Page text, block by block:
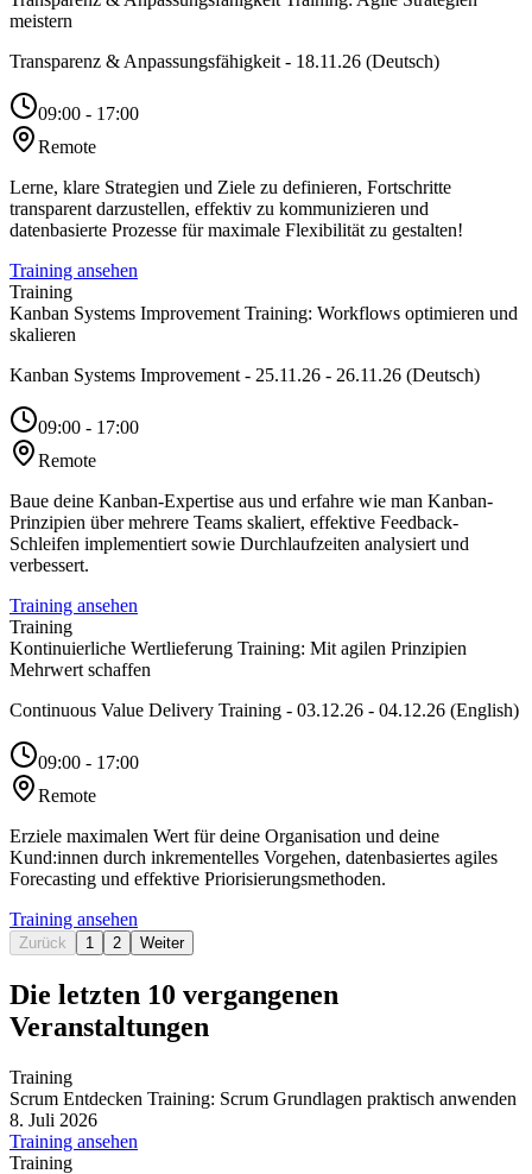
meistern
Transparenz & Anpassungsfähigkeit - 18.11.26 (Deutsch)
09:00 - 17:00
Remote
Lerne, klare Strategien und Ziele zu definieren, Fortschritte
transparent darzustellen, effektiv zu kommunizieren und
datenbasierte Prozesse für maximale Flexibilität zu gestalten!
Training ansehen
Training
Kanban Systems Improvement Training: Workflows optimieren und
skalieren
Kanban Systems Improvement - 25.11.26 - 26.11.26 (Deutsch)
09:00 - 17:00
Remote
Baue deine Kanban-Expertise aus und erfahre wie man Kanban-
Prinzipien über mehrere Teams skaliert, effektive Feedback-
Schleifen implementiert sowie Durchlaufzeiten analysiert und
verbessert.
Training ansehen
Training
Kontinuierliche Wertlieferung Training: Mit agilen Prinzipien
Mehrwert schaffen
Continuous Value Delivery Training - 03.12.26 - 04.12.26 (English)
09:00 - 17:00
Remote
Erziele maximalen Wert für deine Organisation und deine
Kund:innen durch inkrementelles Vorgehen, datenbasiertes agiles
Forecasting und effektive Priorisierungsmethoden.
Training ansehen
Zurück 1 2 Weiter
Die letzten 10 vergangenen
Veranstaltungen
Training
Scrum Entdecken Training: Scrum Grundlagen praktisch anwenden
8. Juli 2026
Training ansehen
Training